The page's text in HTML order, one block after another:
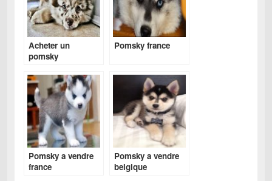
Acheter un
pomsky
Pomsky france
Pomsky a vendre
france
Pomsky a vendre
belgique